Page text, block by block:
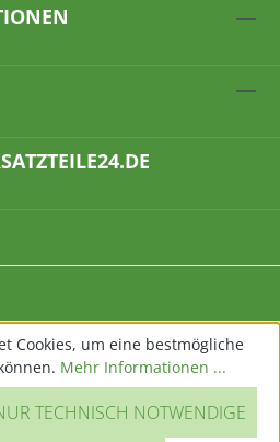
Cookies, um eine bestmögliche
Mehr Informationen ...
TECHNISCH NOTWENDIGE